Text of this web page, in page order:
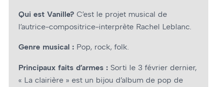
Qui est Vanille? C’est le projet musical de
l’autrice-compositrice-interprète Rachel Leblanc.
Genre musical : Pop, rock, folk.
Principaux faits d’armes : Sorti le 3 février dernier,
« La clairière » est un bijou d’album de pop de